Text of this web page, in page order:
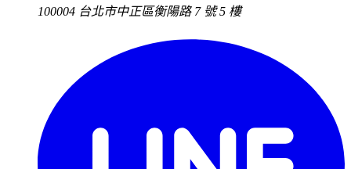
100004 台北市中正區衡陽路 7 號 5 樓